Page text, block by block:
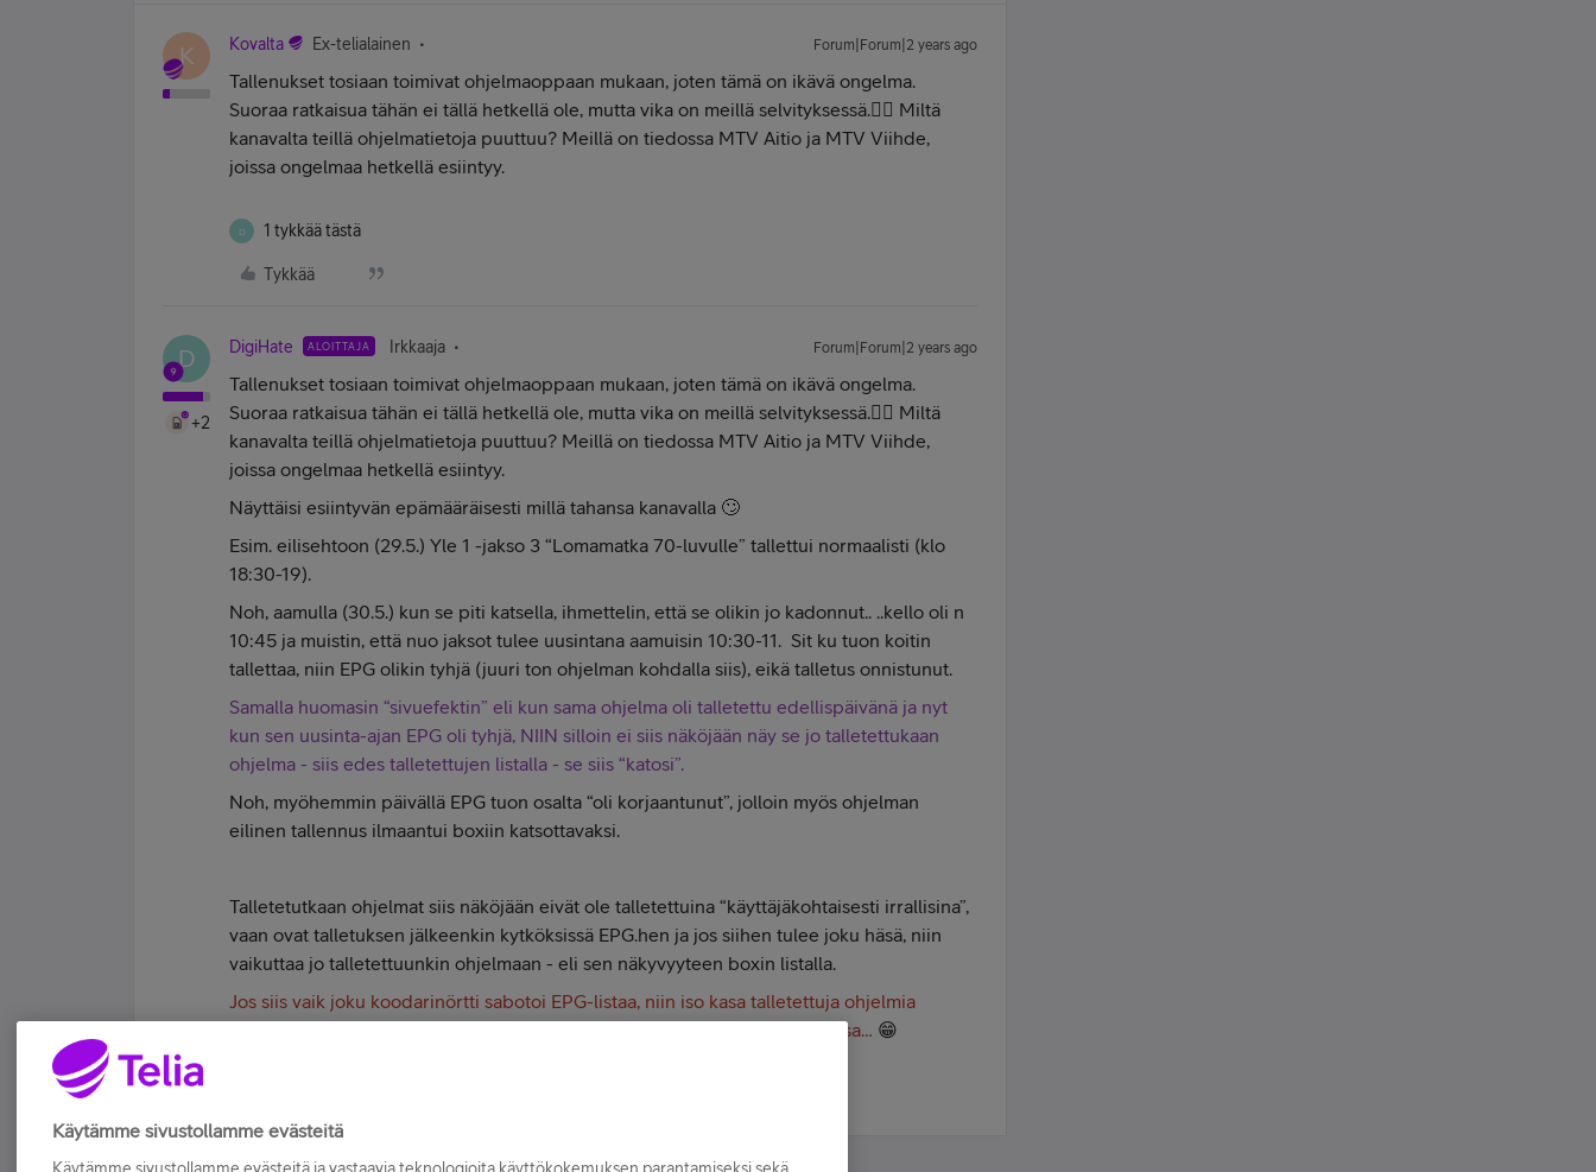
K Kovalta Ex-telialainen Forum|Forum|2 years ago
Tallenukset tosiaan toimivat ohjelmaoppaan mukaan, joten tämä on ikävä ongelma.
Suoraa ratkaisua tähän ei tällä hetkellä ole, mutta vika on meillä selvityksessä.👍🏻 Miltä
kanavalta teillä ohjelmatietoja puuttuu? Meillä on tiedossa MTV Aitio ja MTV Viihde,
joissa ongelmaa hetkellä esiintyy.
D 1 tykkää tästä
Tykkää
D
+2
DigiHate ALOITTAJA Irkkaaja Forum|Forum|2 years ago
Tallenukset tosiaan toimivat ohjelmaoppaan mukaan, joten tämä on ikävä ongelma.
Suoraa ratkaisua tähän ei tällä hetkellä ole, mutta vika on meillä selvityksessä.👍🏻 Miltä
kanavalta teillä ohjelmatietoja puuttuu? Meillä on tiedossa MTV Aitio ja MTV Viihde,
joissa ongelmaa hetkellä esiintyy.
Näyttäisi esiintyvän epämääräisesti millä tahansa kanavalla 🙄
Esim. eilisehtoon (29.5.) Yle 1 -jakso 3 “Lomamatka 70-luvulle” tallettui normaalisti (klo
18:30-19).
Noh, aamulla (30.5.) kun se piti katsella, ihmettelin, että se olikin jo kadonnut.. ..kello oli n
10:45 ja muistin, että nuo jaksot tulee uusintana aamuisin 10:30-11. Sit ku tuon koitin
tallettaa, niin EPG olikin tyhjä (juuri ton ohjelman kohdalla siis), eikä talletus onnistunut.
Samalla huomasin “sivuefektin” eli kun sama ohjelma oli talletettu edellispäivänä ja nyt
kun sen uusinta-ajan EPG oli tyhjä, NIIN silloin ei siis näköjään näy se jo talletettukaan
ohjelma - siis edes talletettujen listalla - se siis “katosi”.
Noh, myöhemmin päivällä EPG tuon osalta “oli korjaantunut”, jolloin myös ohjelman
eilinen tallennus ilmaantui boxiin katsottavaksi.
Talletetutkaan ohjelmat siis näköjään eivät ole talletettuina “käyttäjäkohtaisesti irrallisina”,
vaan ovat talletuksen jälkeenkin kytköksissä EPG.hen ja jos siihen tulee joku häsä, niin
vaikuttaa jo talletettuunkin ohjelmaan - eli sen näkyvyyteen boxin listalla.
Jos siis vaik joku koodarinörtti sabotoi EPG-listaa, niin iso kasa talletettuja ohjelmia
“katoaa mystisesti”, vaikka todellisuudessa kai siä servereillä ovatkin tallessa… 😁
Käytämme sivustollamme evästeitä